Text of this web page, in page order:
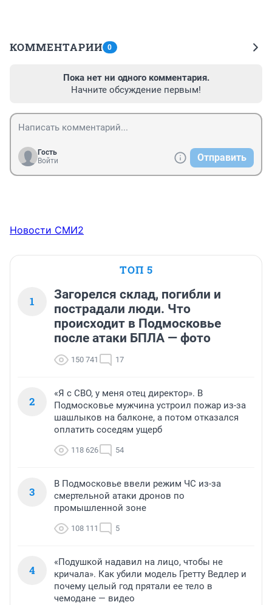
КОММЕНТАРИИ 0
Пока нет ни одного комментария.
Начните обсуждение первым!
Гость
Войти
Отправить
Новости СМИ2
ТОП 5
1
Загорелся склад, погибли и
пострадали люди. Что
происходит в Подмосковье
после атаки БПЛА — фото
150 741 17
2
«Я с СВО, у меня отец директор». В
Подмосковье мужчина устроил пожар из-за
шашлыков на балконе, а потом отказался
оплатить соседям ущерб
118 626 54
3
В Подмосковье ввели режим ЧС из-за
смертельной атаки дронов по
промышленной зоне
108 111 5
4
«Подушкой надавил на лицо, чтобы не
кричала». Как убили модель Гретту Ведлер и
почему целый год прятали ее тело в
чемодане — видео